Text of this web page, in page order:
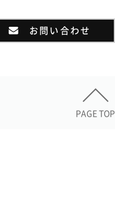
お問い合わせ
PAGE TOP